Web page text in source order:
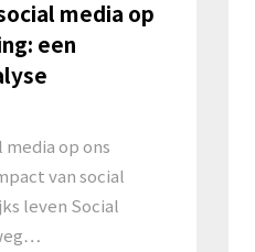
media op
een
media op ons
van social
leven Social